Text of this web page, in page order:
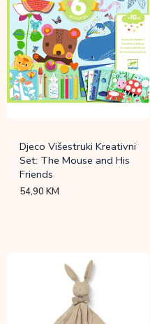
Djeco Višestruki Kreativni
Set: The Mouse and His
Friends
54,90KM